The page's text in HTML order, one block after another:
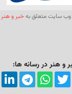
سایت متعلق بهخبر و هنر
و هنر در رسانه ها: